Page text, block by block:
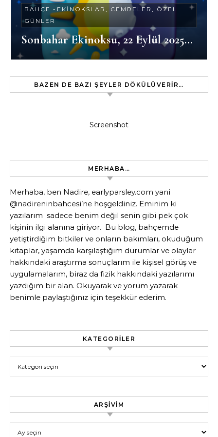
BAHÇE - EKINOKSLAR, CEMRELER, ÖZEL
GÜNLER
Sonbahar Ekinoksu, 22 Eylül 2025…
BAZEN DE BAZI ŞEYLER DÖKÜLÜVERIR…
Screenshot
MERHABA…
Merhaba, ben Nadire, earlyparsley.com yani
@nadireninbahcesi’ne hoşgeldiniz. Eminim ki
yazılarım sadece benim değil senin gibi pek çok
kişinin ilgi alanına giriyor. Bu blog, bahçemde
yetiştirdiğim bitkiler ve onların bakımları, okuduğum
kitaplar, yaşamda karşılaştığım durumlar ve olaylar
hakkındaki araştırma sonuçlarım ile kişisel görüş ve
uygulamalarım, biraz da fizik hakkındaki yazılarımı
yazdığım bir alan. Okuyarak ve yorum yazarak
benimle paylaştığınız için teşekkür ederim.
KATEGORILER
ARŞIVIM